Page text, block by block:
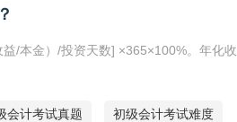
/本金）/投资天数] ×365×100%。年化
会计考试真题 初级会计考试难度